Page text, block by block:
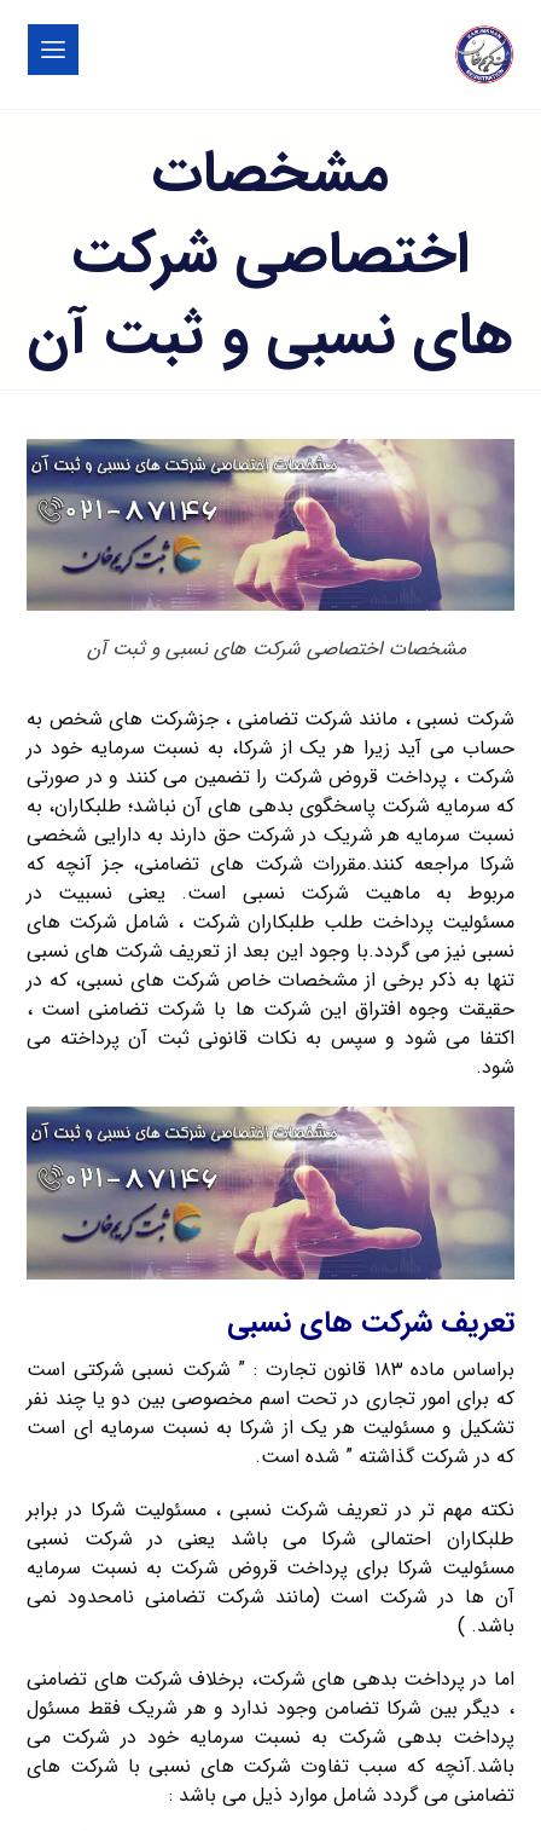
مشخصات
اختصاصی شرکت
های نسبی و ثبت آن
مشخصات اختصاصی شرکت های نسبی و ثبت آن
شرکت نسبی ، مانند شرکت تضامنی ، جزشرکت های شخص به
حساب می آید زیرا هر یک از شرکا، به نسبت سرمایه خود در
شرکت ، پرداخت قروض شرکت را تضمین می کنند و در صورتی
که سرمایه شرکت پاسخگوی بدهی های آن نباشد؛ طلبکاران، به
نسبت سرمایه هر شریک در شرکت حق دارند به دارایی شخصی
شرکا مراجعه کنند.مقررات شرکت های تضامنی، جز آنچه که
مربوط به ماهیت شرکت نسبی است. یعنی نسبیت در
مسئولیت پرداخت طلب طلبکاران شرکت ، شامل شرکت های
نسبی نیز می گردد.با وجود این بعد از تعریف شرکت های نسبی
تنها به ذکر برخی از مشخصات خاص شرکت های نسبی، که در
حقیقت وجوه افتراق این شرکت ها با شرکت تضامنی است ،
اکتفا می شود و سپس به نکات قانونی ثبت آن پرداخته می
شود.
تعریف شرکت های نسبی
براساس ماده ۱۸۳ قانون تجارت : ” شرکت نسبی شرکتی است
که برای امور تجاری در تحت اسم مخصوصی بین دو یا چند نفر
تشکیل و مسئولیت هر یک از شرکا به نسبت سرمایه ای است
که در شرکت گذاشته ” شده است.
نکته مهم تر در تعریف شرکت نسبی ، مسئولیت شرکا در برابر
طلبکاران احتمالی شرکا می باشد یعنی در شرکت نسبی
مسئولیت شرکا برای پرداخت قروض شرکت به نسبت سرمایه
آن ها در شرکت است (مانند شرکت تضامنی نامحدود نمی
باشد. )
اما در پرداخت بدهی های شرکت، برخلاف شرکت های تضامنی
، دیگر بین شرکا تضامن وجود ندارد و هر شریک فقط مسئول
پرداخت بدهی شرکت به نسبت سرمایه خود در شرکت می
باشد.آنچه که سبب تفاوت شرکت های نسبی با شرکت های
تضامنی می گردد شامل موارد ذیل می باشد :